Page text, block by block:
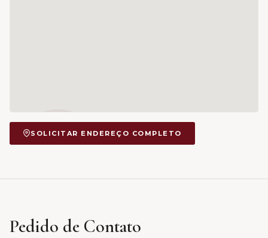
SOLICITAR ENDEREÇO COMPLETO
Pedido de Contato